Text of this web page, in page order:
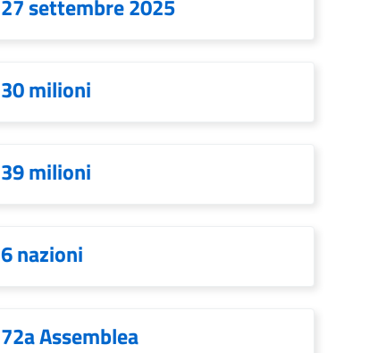
27 settembre 2025
30 milioni
39 milioni
6 nazioni
72a Assemblea